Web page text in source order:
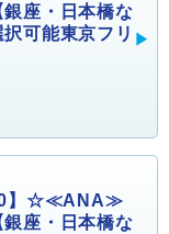
座・日本橋な
可能東京フリ
】☆≪ANA≫
座・日本橋な